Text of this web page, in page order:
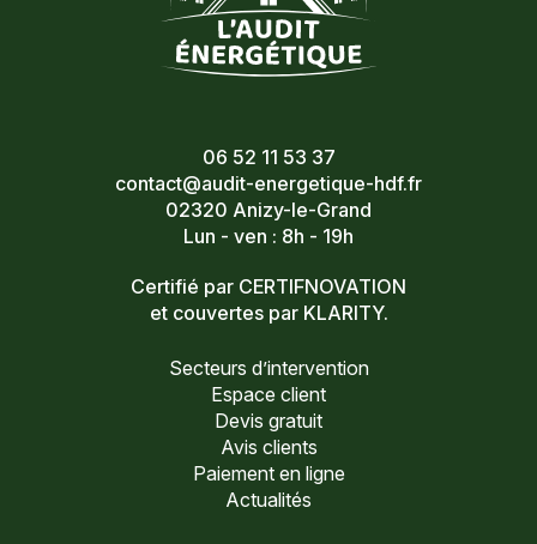
06 52 11 53 37
contact@audit-energetique-hdf.fr
02320 Anizy-le-Grand
Lun - ven : 8h - 19h
Certifié par CERTIFNOVATION
et couvertes par KLARITY.
Secteurs d’intervention
Espace client
Devis gratuit
Avis clients
Paiement en ligne
Actualités